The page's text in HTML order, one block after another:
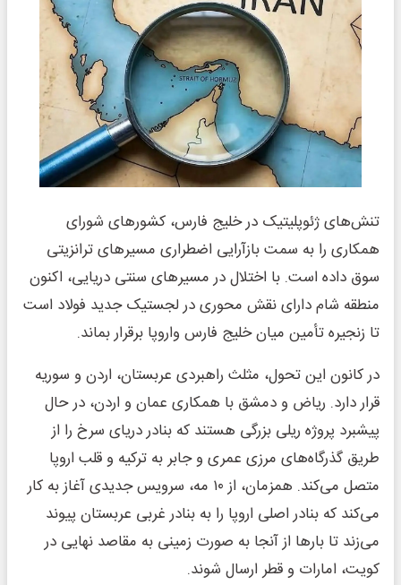
تنش‌های ژئوپلیتیک در خلیج فارس، کشورهای شورای
همکاری را به سمت بازآرایی اضطراری مسیرهای ترانزیتی
سوق داده است. با اختلال در مسیرهای سنتی دریایی، اکنون
منطقه شام دارای نقش محوری در لجستیک جدید فولاد است
تا زنجیره تأمین میان خلیج فارس واروپا برقرار بماند.
در کانون این تحول، مثلث راهبردی عربستان، اردن و سوریه
قرار دارد. ریاض و دمشق با همکاری عمان و اردن، در حال
پیشبرد پروژه ریلی بزرگی هستند که بنادر دریای سرخ را از
طریق گذرگاه‌های مرزی عمری و جابر به ترکیه و قلب اروپا
متصل می‌کند. همزمان، از ۱۰ مه، سرویس جدیدی آغاز به کار
می‌کند که بنادر اصلی اروپا را به بنادر غربی عربستان پیوند
می‌زند تا بارها از آنجا به صورت زمینی به مقاصد نهایی در
کویت، امارات و قطر ارسال شوند.